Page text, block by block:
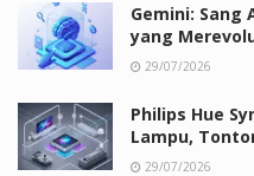
Gemini: Sang
yang
29/07/2026
Philips Hue
Lampu,
29/07/2026